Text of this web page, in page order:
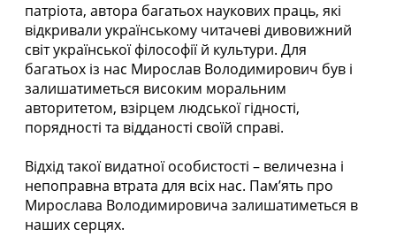
патріота, автора багатьох наукових праць, які
відкривали українському читачеві дивовижний
світ української філософії й культури. Для
багатьох із нас Мирослав Володимирович був і
залишатиметься високим моральним
авторитетом, взірцем людської гідності,
порядності та відданості своїй справі.
Відхід такої видатної особистості – величезна і
непоправна втрата для всіх нас. Пам’ять про
Мирослава Володимировича залишатиметься в
наших серцях.